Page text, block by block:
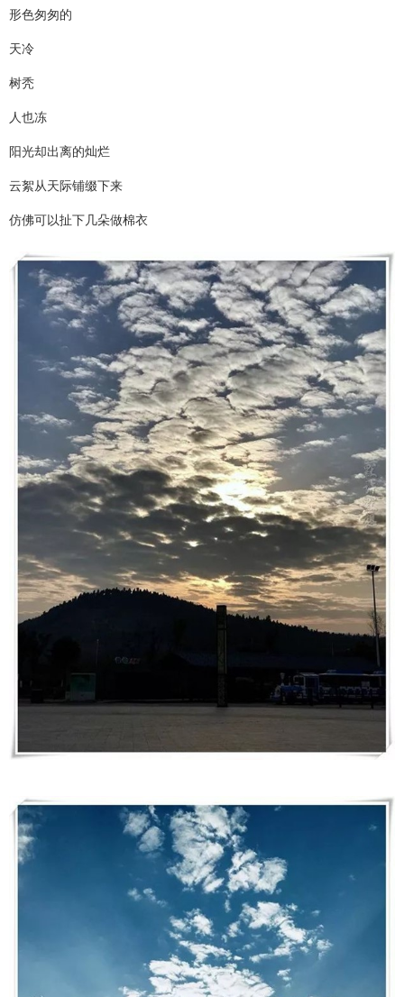
形色匆匆的
天冷
树秃
人也冻
阳光却出离的灿烂
云絮从天际铺缀下来
仿佛可以扯下几朵做棉衣